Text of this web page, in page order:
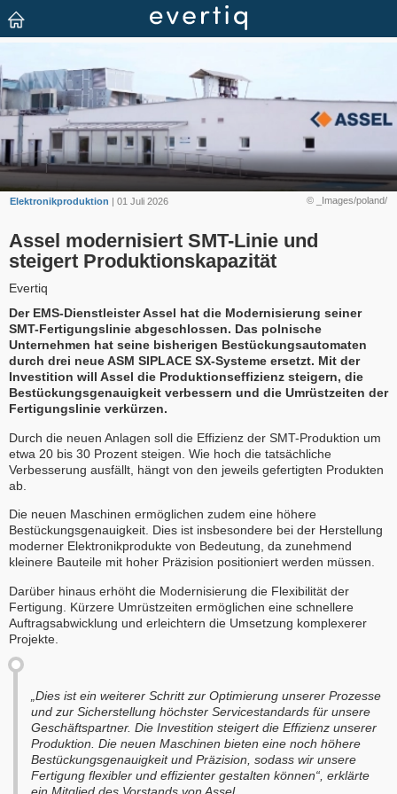
© _Images/poland/
Elektronikproduktion | 01 Juli 2026
Assel modernisiert SMT-Linie und
steigert Produktionskapazität
Evertiq
Der EMS-Dienstleister Assel hat die Modernisierung seiner
SMT-Fertigungslinie abgeschlossen. Das polnische
Unternehmen hat seine bisherigen Bestückungsautomaten
durch drei neue ASM SIPLACE SX-Systeme ersetzt. Mit der
Investition will Assel die Produktionseffizienz steigern, die
Bestückungsgenauigkeit verbessern und die Umrüstzeiten der
Fertigungslinie verkürzen.
Durch die neuen Anlagen soll die Effizienz der SMT-Produktion um
etwa 20 bis 30 Prozent steigen. Wie hoch die tatsächliche
Verbesserung ausfällt, hängt von den jeweils gefertigten Produkten
ab.
Die neuen Maschinen ermöglichen zudem eine höhere
Bestückungsgenauigkeit. Dies ist insbesondere bei der Herstellung
moderner Elektronikprodukte von Bedeutung, da zunehmend
kleinere Bauteile mit hoher Präzision positioniert werden müssen.
Darüber hinaus erhöht die Modernisierung die Flexibilität der
Fertigung. Kürzere Umrüstzeiten ermöglichen eine schnellere
Auftragsabwicklung und erleichtern die Umsetzung komplexerer
Projekte.
„Dies ist ein weiterer Schritt zur Optimierung unserer Prozesse
und zur Sicherstellung höchster Servicestandards für unsere
Geschäftspartner. Die Investition steigert die Effizienz unserer
Produktion. Die neuen Maschinen bieten eine noch höhere
Bestückungsgenauigkeit und Präzision, sodass wir unsere
Fertigung flexibler und effizienter gestalten können“, erklärte